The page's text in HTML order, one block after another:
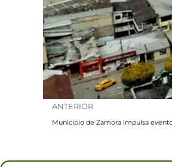
Prev
ANTERIOR
Municipio de Zamora impulsa